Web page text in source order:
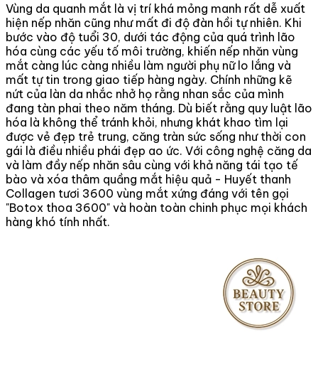
Vùng da quanh mắt là vị trí khá mỏng manh rất dễ xuất
hiện nếp nhăn cũng như mất đi độ đàn hồi tự nhiên. Khi
bước vào độ tuổi 30, dưới tác động của quá trình lão
hóa cùng các yếu tố môi trường, khiến nếp nhăn vùng
mắt càng lúc càng nhiều làm người phụ nữ lo lắng và
mất tự tin trong giao tiếp hàng ngày. Chính những kẽ
nứt của làn da nhắc nhở họ rằng nhan sắc của mình
đang tàn phai theo năm tháng. Dù biết rằng quy luật lão
hóa là không thể tránh khỏi, nhưng khát khao tìm lại
được vẻ đẹp trẻ trung, căng tràn sức sống như thời con
gái là điều nhiều phái đẹp ao ức. Với công nghệ căng da
và làm đầy nếp nhăn sâu cùng với khả năng tái tạo tế
bào và xóa thâm quầng mắt hiệu quả - Huyết thanh
Collagen tươi 3600 vùng mắt xứng đáng với tên gọi
"Botox thoa 3600" và hoàn toàn chinh phục mọi khách
hàng khó tính nhất.